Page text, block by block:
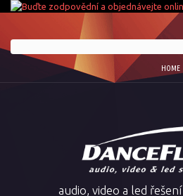
HOME
audio, video a led řešení